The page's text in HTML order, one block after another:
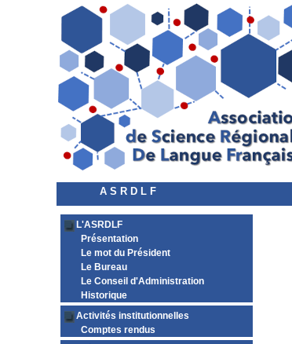
A S R D L F
L'ASRDLF
Présentation
Le mot du Président
Le Bureau
Le Conseil d'Administration
Historique
Activités institutionnelles
Comptes rendus